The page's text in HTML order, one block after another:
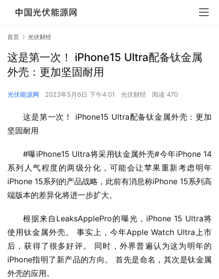
首页 光伏财经
这是第一次！ iPhone15 Ultra配备钛金属
外壳：更加坚固耐用
光伏能源网 2023年5月6日 下午4:01 光伏财经 阅读 470
这是第一次！ iPhone15 Ultra配备钛金属外壳：更加
坚固耐用
#曝iPhone15 Ultra将采用钛金属外壳#今年iPhone 14
系列人气程度的两级分化，可能会让苹果重新考虑明年
iPhone 15系列的产品战略，此前有消息称iPhone 15系列高
端版本的差异化将进一步扩大。
根据来自LeaksApplePro的曝光，iPhone 15 Ultra将
使用钛金属外壳。 事实上，今年Apple Watch Ultra上市
后，获得了很多好评。 同时，外界普遍认为这为明年的
iPhone指明了新产品的方向。 首先是命名，其次是钛金属
外壳的应用。